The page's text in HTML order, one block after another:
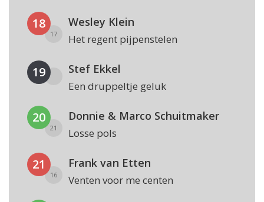
18
17
Wesley Klein
Het regent pijpenstelen
19 Stef Ekkel
Een druppeltje geluk
20
21
Donnie & Marco Schuitmaker
Losse pols
21
16
Frank van Etten
Venten voor me centen